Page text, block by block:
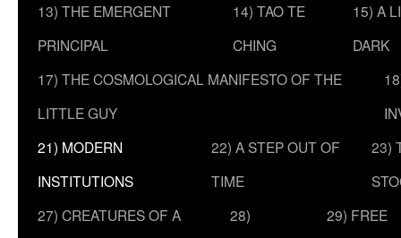
13) THE EMERGENT
PRINCIPAL
14) TAO TE
CHING
15) A
DARK
17) THE COSMOLOGICAL MANIFESTO OF THE
LITTLE GUY
21) MODERN
INSTITUTIONS
22) A STEP OUT OF
TIME
23)
27) CREATURES OF A
28)
29) FREE